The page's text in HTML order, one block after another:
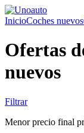
InicioCoches nuevos
Ofertas
nuevos
Filtrar
Menor precio final